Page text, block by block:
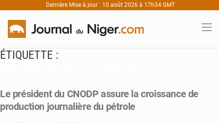
Dernière Mise à jour : 10 août 2026 à 17h34 GMT
ÉTIQUETTE :
Le président du CNODP assure la croissance de
production journalière du pétrole